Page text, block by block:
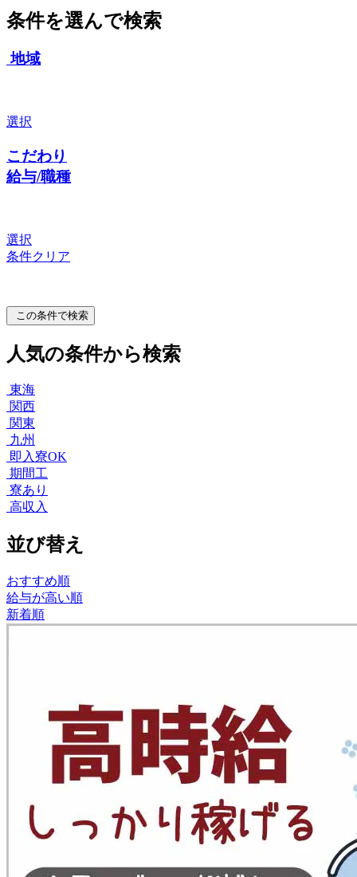
条件を選んで検索
地域
選択
こだわり
給与/職種
選択
条件クリア
この条件で検索
人気の条件から検索
東海
関西
関東
九州
即入寮OK
期間工
寮あり
高収入
並び替え
おすすめ順
給与が高い順
新着順